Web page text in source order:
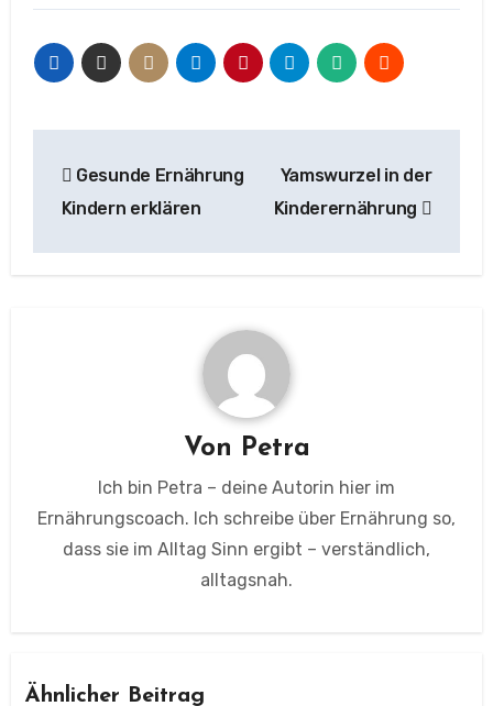
Gesunde Ernährung
Kindern erklären
Yamswurzel in der
Kinderernährung
Von Petra
Ich bin Petra – deine Autorin hier im
Ernährungscoach. Ich schreibe über Ernährung so,
dass sie im Alltag Sinn ergibt – verständlich,
alltagsnah.
Ähnlicher Beitrag